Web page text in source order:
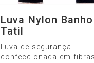
Luva Nylon Banho
Tatil
Luva de segurança
confeccionada em fibras